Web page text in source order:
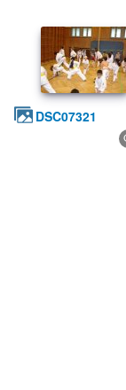
DSC07321